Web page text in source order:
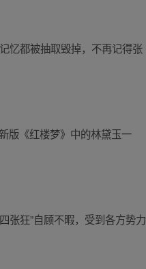
忆都被抽取毁掉，不再记得张
版《红楼梦》中的林黛玉一
张狂”自顾不暇，受到各方势力